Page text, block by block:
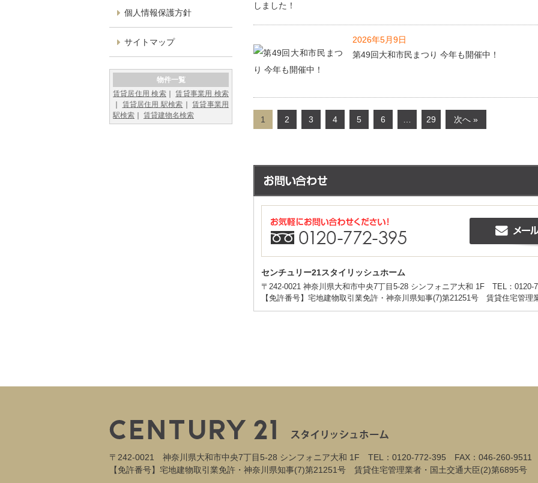
2026年5月9日
第49回大和市民まつり 今年も開催中！
1 2 3 4 5 6 29 次へ »
センチュリー21スタイリッシュホーム
〒242-0021 神奈川県大和市中央7丁目5-28 シンフォニア大和 1F
TEL：0120-
【免許番号】宅地建物取引業免許・神奈川県知事(7)第21251号 賃貸住宅管理
個人情報保護方針
サイトマップ
物件一覧
賃貸居住用 検索
賃貸事業用 検索
賃貸居住用 駅検索
賃貸事業用
駅検索
賃貸建物名検索
〒242-0021 神奈川県大和市中央7丁目5-28 シンフォニア大和 1F TEL：0120-772-395
FAX：046-260-9511
【免許番号】宅地建物取引業免許・神奈川県知事(7)第21251号 賃貸住宅管理業者・国土交通大臣(2)第6895号